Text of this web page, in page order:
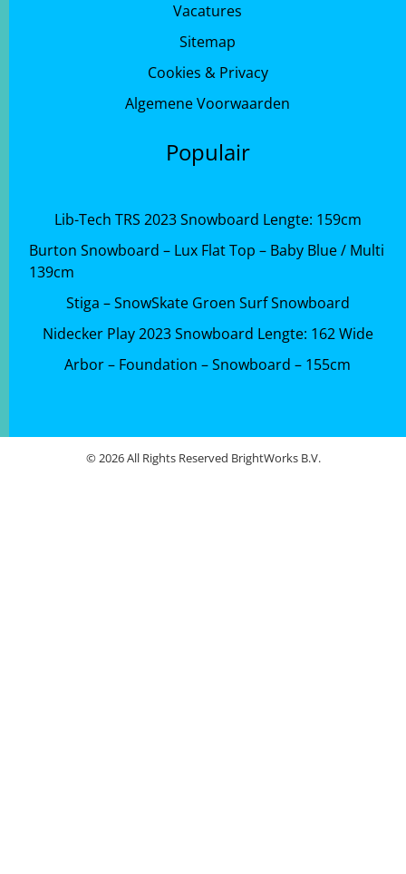
Vacatures
Sitemap
Cookies & Privacy
Algemene Voorwaarden
Populair
Lib-Tech TRS 2023 Snowboard Lengte: 159cm
Burton Snowboard – Lux Flat Top – Baby Blue / Multi
139cm
Stiga – SnowSkate Groen Surf Snowboard
Nidecker Play 2023 Snowboard Lengte: 162 Wide
Arbor – Foundation – Snowboard – 155cm
© 2026 All Rights Reserved BrightWorks B.V.